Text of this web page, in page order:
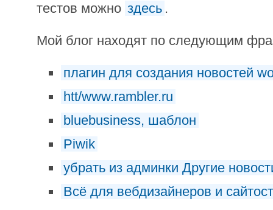
тестов можно здесь .
Мой блог находят по следующим
плагин для создания новостей
htt/www.rambler.ru
bluebusiness, шаблон
Piwik
убрать из админки Другие
Всё для вебдизайнеров и